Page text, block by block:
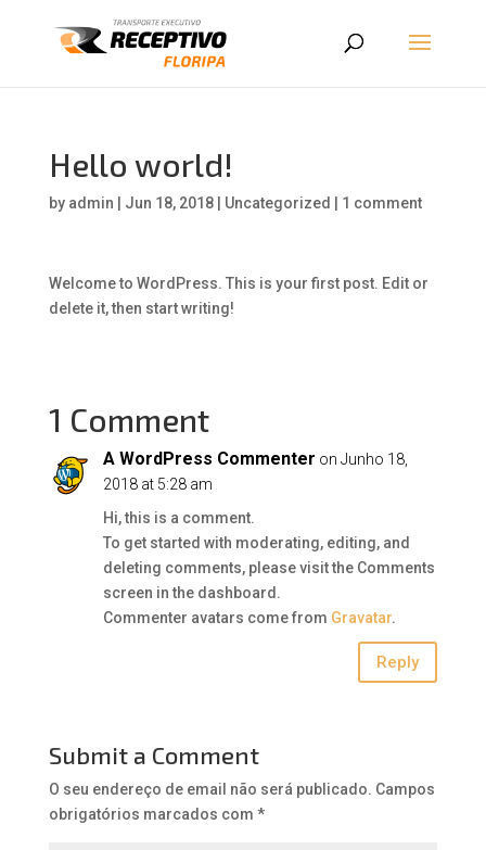
Hello world!
by admin Jun 18, 2018| Uncategorized 1 comment
Welcome to WordPress. This is your first post. Edit or
delete it, then start writing!
1 Comment
A WordPress Commenter on Junho 18,
2018 at 5:28 am
Hi, this is a comment.
To get started with moderating, editing, and
deleting comments, please visit the Comments
screen in the dashboard.
Commenter avatars come from Gravatar.
Reply
Submit a Comment
O seu endereço de email não será publicado. Campos
obrigatórios marcados com *